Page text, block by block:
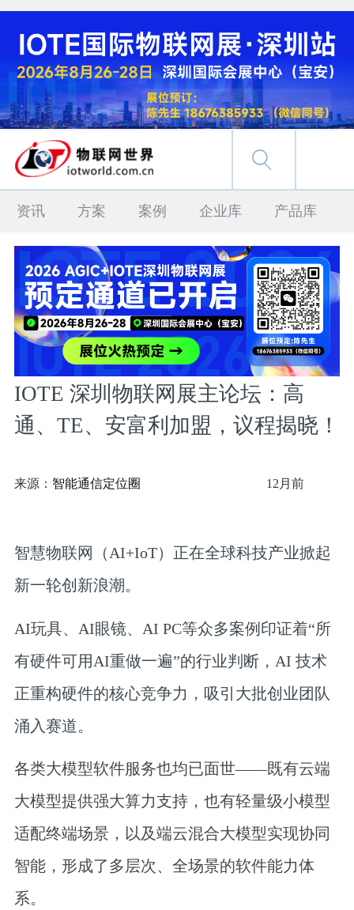
资讯 方案 案例 企业库 产品库
IOTE 深圳物联网展主论坛：高
通、TE、安富利加盟，议程揭晓！
来源： 智能通信定位圈 12月前
智慧物联网（AI+IoT）正在全球科技产业掀起
新一轮创新浪潮。
AI玩具、AI眼镜、AI PC等众多案例印证着“所
有硬件可用AI重做一遍”的行业判断，AI 技术
正重构硬件的核心竞争力，吸引大批创业团队
涌入赛道。
各类大模型软件服务也均已面世——既有云端
大模型提供强大算力支持，也有轻量级小模型
适配终端场景，以及端云混合大模型实现协同
智能，形成了多层次、全场景的软件能力体
系。